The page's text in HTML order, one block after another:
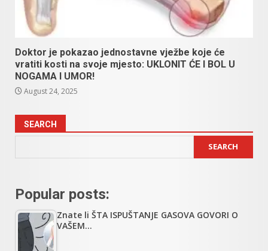
Doktor je pokazao jednostavne vježbe koje će
vratiti kosti na svoje mjesto: UKLONIT ĆE I BOL U
NOGAMA I UMOR!
August 24, 2025
SEARCH
SEARCH
Popular posts:
Znate li ŠTA ISPUŠTANJE GASOVA GOVORI O
VAŠEM…